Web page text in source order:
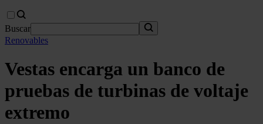
Buscar
Renovables
Vestas encarga un banco de
pruebas de turbinas de voltaje
extremo